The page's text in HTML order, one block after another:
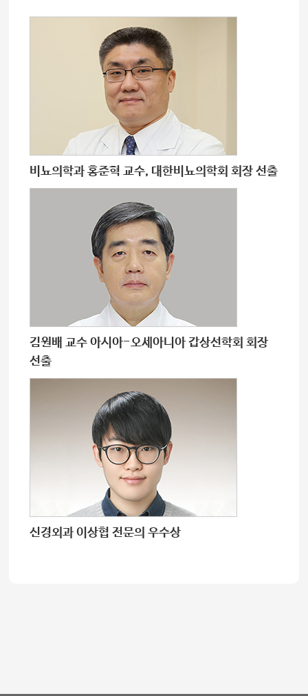
비뇨의학과 홍준혁 교수, 대한비뇨의학회 회장 선출
김원배 교수 아시아-오세아니아 갑상선학회 회장
선출
신경외과 이상협 전문의 우수상